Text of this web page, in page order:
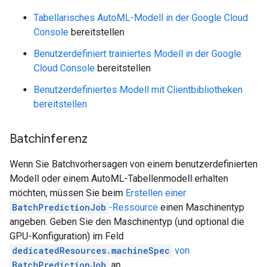
Tabellarisches AutoML-Modell in der Google Cloud
Console bereitstellen
Benutzerdefiniert trainiertes Modell in der Google
Cloud Console bereitstellen
Benutzerdefiniertes Modell mit Clientbibliotheken
bereitstellen
Batchinferenz
Wenn Sie Batchvorhersagen von einem benutzerdefinierten
Modell oder einem AutoML-Tabellenmodell erhalten
möchten, müssen Sie beim Erstellen einer
BatchPredictionJob -Ressource einen Maschinentyp
angeben. Geben Sie den Maschinentyp (und optional die
GPU-Konfiguration) im Feld
dedicatedResources.machineSpec von